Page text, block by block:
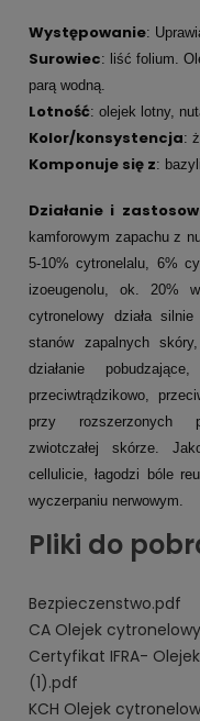
Występowanie:
Surowiec: liść folium.
parą wodną.
Lotność: olejek lotny,
Kolor/konsystencja:
Komponuje się z:
Działanie i
kamforowym zapachu z
5-10% cytronelalu, 6%
izoeugenolu, ok. 20%
cytronelowy działa
stanów zapalnych
działanie
przeciwtrądzikowo,
przy rozszerzonych
zwiotczałej skórze.
cellulicie, łagodzi bóle
wyczerpaniu nerwowym.
Pliki do
Bezpieczenstwo.pdf
CA Olejek
Certyfikat IFRA-
(1).pdf
KCH Olejek